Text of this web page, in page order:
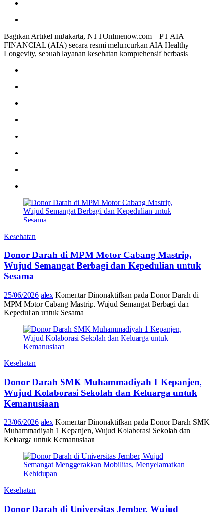
Bagikan Artikel iniJakarta, NTTOnlinenow.com – PT AIA
FINANCIAL (AIA) secara resmi meluncurkan AIA Healthy
Longevity, sebuah layanan kesehatan komprehensif berbasis
Kesehatan
Donor Darah di MPM Motor Cabang Mastrip,
Wujud Semangat Berbagi dan Kepedulian untuk
Sesama
25/06/2026 alex Komentar Dinonaktifkan pada Donor Darah di
MPM Motor Cabang Mastrip, Wujud Semangat Berbagi dan
Kepedulian untuk Sesama
Kesehatan
Donor Darah SMK Muhammadiyah 1 Kepanjen,
Wujud Kolaborasi Sekolah dan Keluarga untuk
Kemanusiaan
23/06/2026 alex Komentar Dinonaktifkan pada Donor Darah SMK
Muhammadiyah 1 Kepanjen, Wujud Kolaborasi Sekolah dan
Keluarga untuk Kemanusiaan
Kesehatan
Donor Darah di Universitas Jember, Wujud